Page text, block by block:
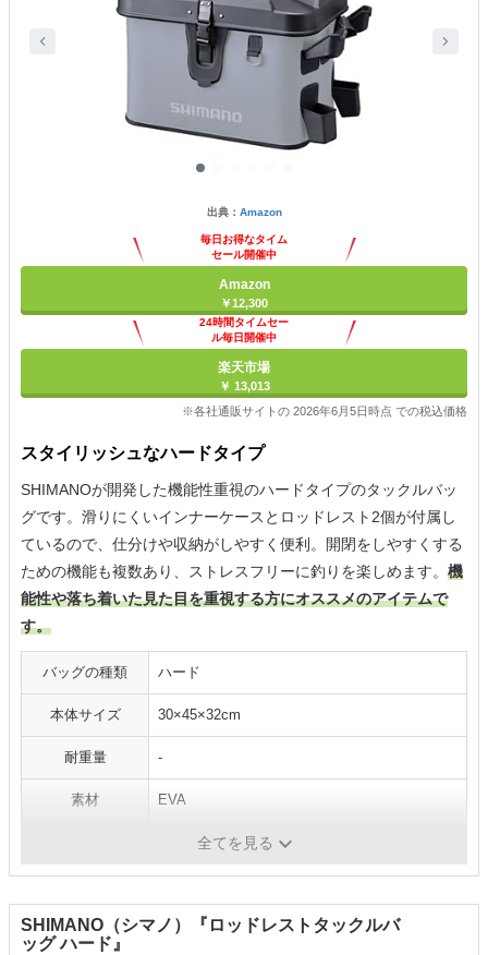
出典： Amazon
毎日お得なタイム
セール開催中
Amazon
￥12,300
24時間タイムセー
ル毎日開催中
楽天市場
￥ 13,013
※各社通販サイトの 2026年6月5日時点 での税込価格
スタイリッシュなハードタイプ
SHIMANOが開発した機能性重視のハードタイプのタックルバッ
グです。滑りにくいインナーケースとロッドレスト2個が付属し
ているので、仕分けや収納がしやすく便利。開閉をしやすくする
ための機能も複数あり、ストレスフリーに釣りを楽しめます。 機
能性や落ち着いた見た目を重視する方にオススメのアイテムで
す。
バッグの種類 ハード
本体サイズ 30×45×32cm
耐重量 -
素材 EVA
ハード成型フタ
全てを見る
SHIMANO（シマノ）『ロッドレストタックルバ
ッグ ハード』